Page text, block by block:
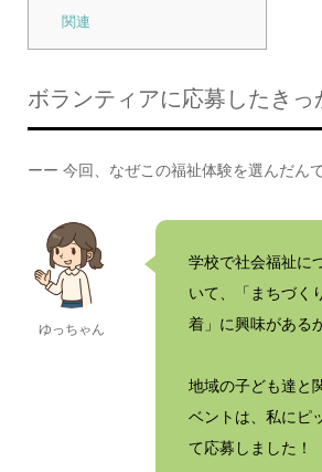
関連
ボランティアに応募したきっ
ーー 今回、なぜこの福祉体験を選んだん
ゆっちゃん
学校で社会福祉に
いて、「まちづく
着」に興味がある
地域の子ども達と
ベントは、私にピ
て応募しました！